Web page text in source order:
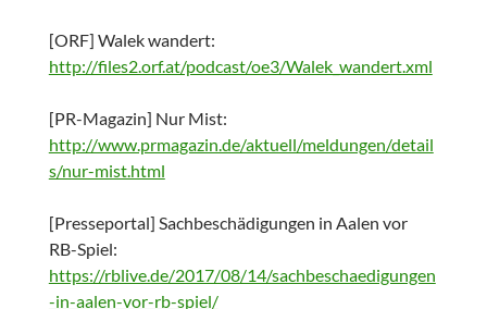
[ORF] Walek wandert:
http://files2.orf.at/podcast/oe3/Walek_wandert.xml
[PR-Magazin] Nur Mist:
http://www.prmagazin.de/aktuell/meldungen/detail
s/nur-mist.html
[Presseportal] Sachbeschädigungen in Aalen vor
RB-Spiel:
https://rblive.de/2017/08/14/sachbeschaedigungen
-in-aalen-vor-rb-spiel/